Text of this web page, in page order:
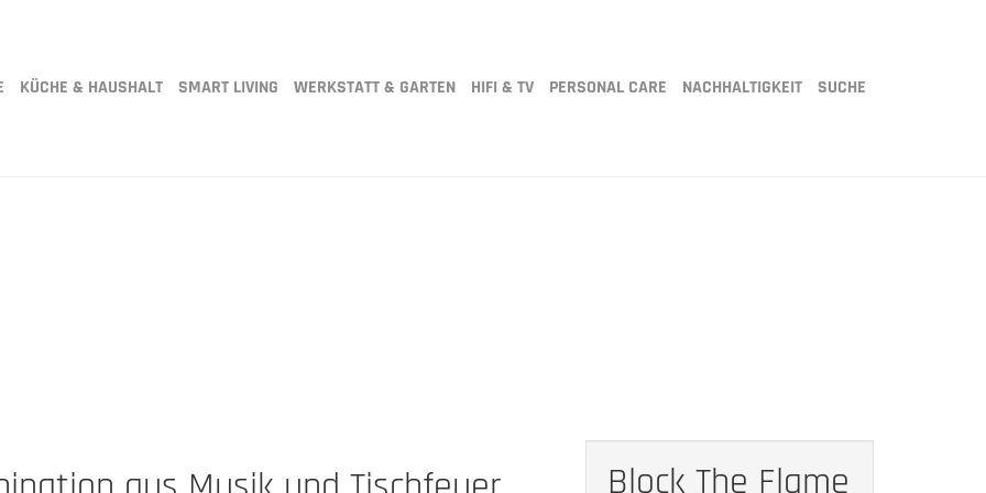
KÜCHE & HAUSHALT SMART LIVING WERKSTATT & GARTEN HIFI & TV PERSONAL CARE NACHHALTIGKEIT SUCHE
Block The Flame